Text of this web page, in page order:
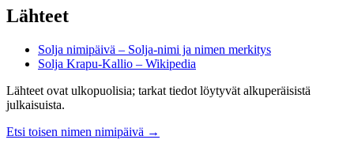
Lähteet
Solja nimipäivä – Solja-nimi ja nimen merkitys
Solja Krapu-Kallio – Wikipedia
Lähteet ovat ulkopuolisia; tarkat tiedot löytyvät alkuperäisistä
julkaisuista.
Etsi toisen nimen nimipäivä →